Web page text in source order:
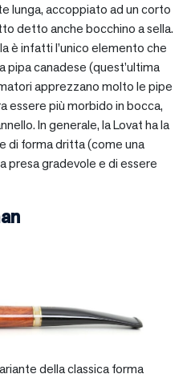
lunga, accoppiato ad un corto
detto anche bocchino a sella.
è infatti l’unico elemento che
pipa canadese (quest’ultima
apprezzano molto le pipe
essere più morbido in bocca,
In generale, la Lovat ha la
di forma dritta (come una
presa gradevole e di essere
della classica forma